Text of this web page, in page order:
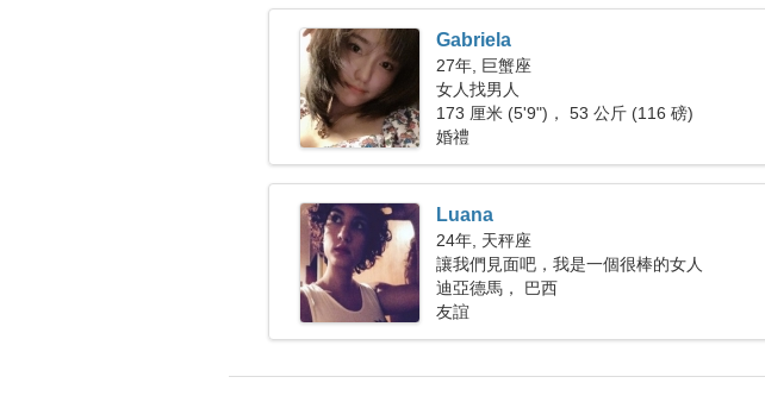
Gabriela
27年, 巨蟹座
女人找男人
173 厘米 (5'9")， 53 公斤 (116 磅)
婚禮
Luana
24年, 天秤座
讓我們見面吧，我是一個很棒的女人
迪亞德馬， 巴西
友誼